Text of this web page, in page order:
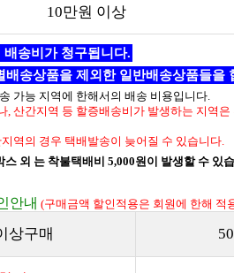
10만원 이상
송비가 청구됩니다.
배송상품을 제외한 일반배송상품들을
가능 지역에 한해서의 배송 비용입니다.
, 산간지역 등 할증배송비가 발생하는 지역
역의 경우 택배발송이 늦어질 수 있습니다.
외 는 착불택배비 5,000원이 발생할 수 있
안내 (구매금액 할인적용은 회원에 한해 적
상구매